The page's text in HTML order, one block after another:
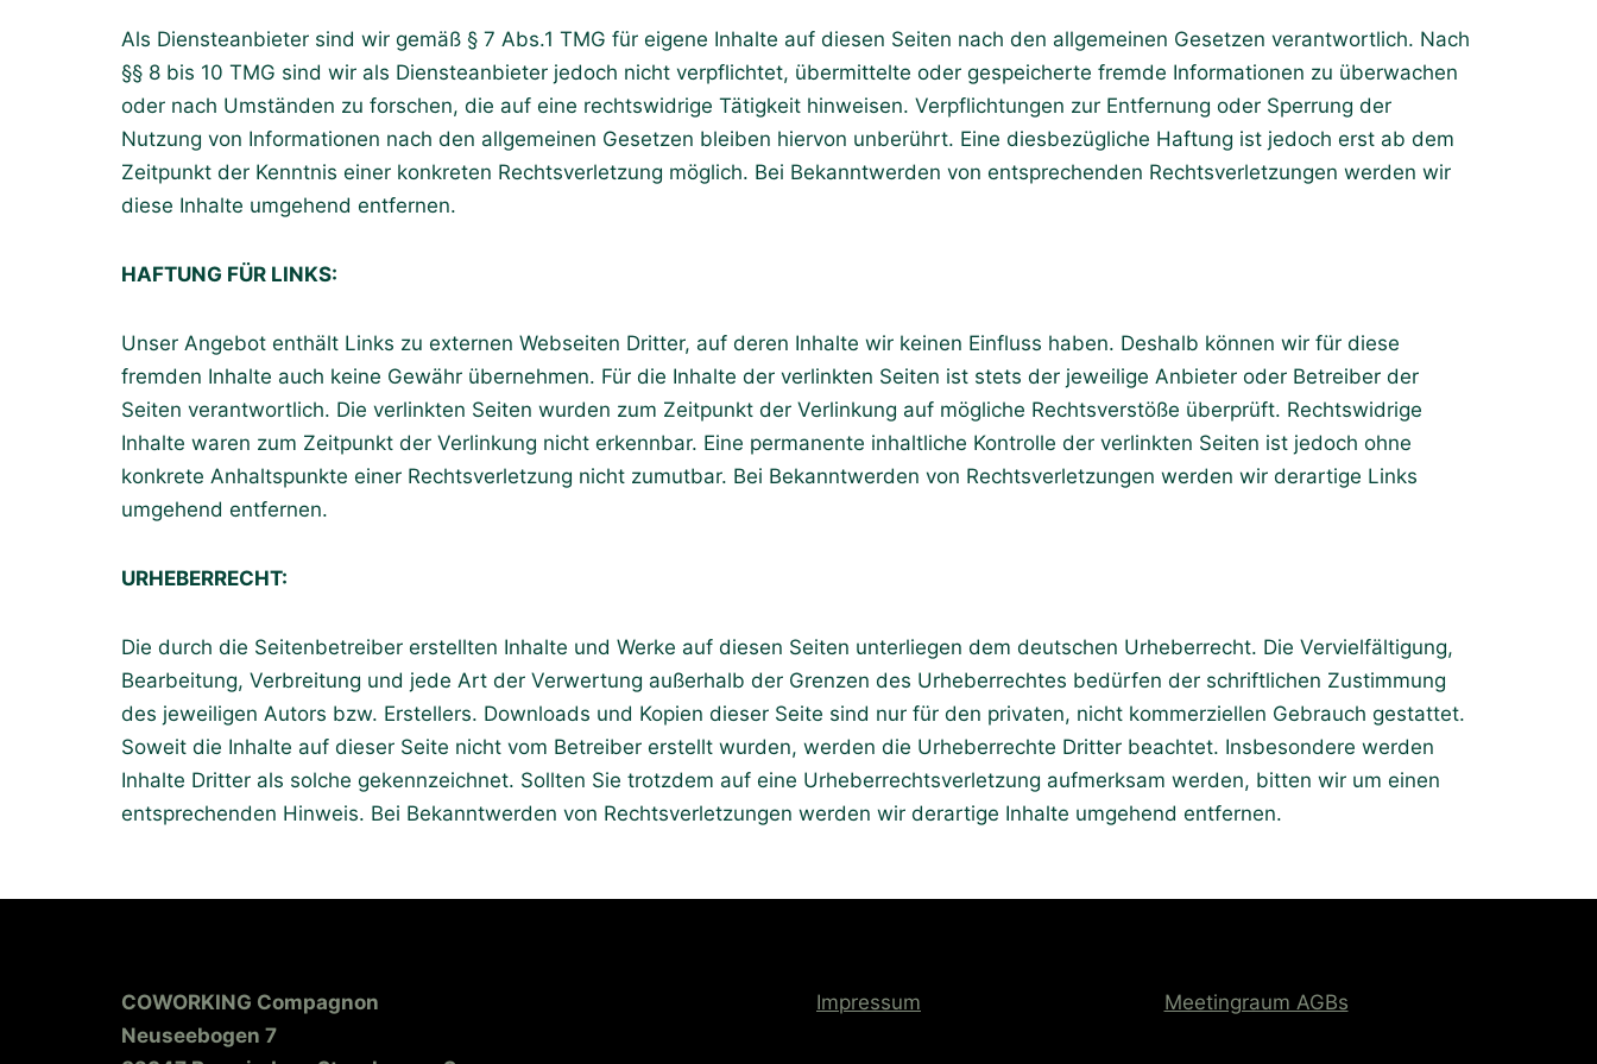
Als Diensteanbieter sind wir gemäß § 7 Abs.1 TMG für eigene Inhalte auf diesen Seiten nach den allgemeinen Gesetzen verantwortlich. Nach
§§ 8 bis 10 TMG sind wir als Diensteanbieter jedoch nicht verpflichtet, übermittelte oder gespeicherte fremde Informationen zu überwachen
oder nach Umständen zu forschen, die auf eine rechtswidrige Tätigkeit hinweisen. Verpflichtungen zur Entfernung oder Sperrung der
Nutzung von Informationen nach den allgemeinen Gesetzen bleiben hiervon unberührt. Eine diesbezügliche Haftung ist jedoch erst ab dem
Zeitpunkt der Kenntnis einer konkreten Rechtsverletzung möglich. Bei Bekanntwerden von entsprechenden Rechtsverletzungen werden wir
diese Inhalte umgehend entfernen.
HAFTUNG FÜR LINKS:
Unser Angebot enthält Links zu externen Webseiten Dritter, auf deren Inhalte wir keinen Einfluss haben. Deshalb können wir für diese
fremden Inhalte auch keine Gewähr übernehmen. Für die Inhalte der verlinkten Seiten ist stets der jeweilige Anbieter oder Betreiber der
Seiten verantwortlich. Die verlinkten Seiten wurden zum Zeitpunkt der Verlinkung auf mögliche Rechtsverstöße überprüft. Rechtswidrige
Inhalte waren zum Zeitpunkt der Verlinkung nicht erkennbar. Eine permanente inhaltliche Kontrolle der verlinkten Seiten ist jedoch ohne
konkrete Anhaltspunkte einer Rechtsverletzung nicht zumutbar. Bei Bekanntwerden von Rechtsverletzungen werden wir derartige Links
umgehend entfernen.
URHEBERRECHT:
Die durch die Seitenbetreiber erstellten Inhalte und Werke auf diesen Seiten unterliegen dem deutschen Urheberrecht. Die Vervielfältigung,
Bearbeitung, Verbreitung und jede Art der Verwertung außerhalb der Grenzen des Urheberrechtes bedürfen der schriftlichen Zustimmung
des jeweiligen Autors bzw. Erstellers. Downloads und Kopien dieser Seite sind nur für den privaten, nicht kommerziellen Gebrauch gestattet.
Soweit die Inhalte auf dieser Seite nicht vom Betreiber erstellt wurden, werden die Urheberrechte Dritter beachtet. Insbesondere werden
Inhalte Dritter als solche gekennzeichnet. Sollten Sie trotzdem auf eine Urheberrechtsverletzung aufmerksam werden, bitten wir um einen
entsprechenden Hinweis. Bei Bekanntwerden von Rechtsverletzungen werden wir derartige Inhalte umgehend entfernen.
COWORKING Compagnon
Neuseebogen 7
Impressum Meetingraum AGBs